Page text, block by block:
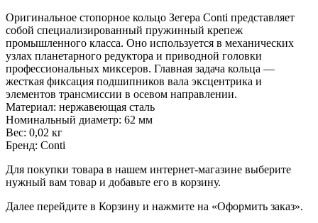
Оригинальное стопорное кольцо Зегера Conti представляет
собой специализированный пружинный крепеж
промышленного класса. Оно используется в механических
узлах планетарного редуктора и приводной головки
профессиональных миксеров. Главная задача кольца —
жесткая фиксация подшипников вала эксцентрика и
элементов трансмиссии в осевом направлении.
Материал: нержавеющая сталь
Номинальный диаметр: 62 мм
Вес: 0,02 кг
Бренд: Conti
Для покупки товара в нашем интернет-магазине выберите
нужный вам товар и добавьте его в корзину.
Далее перейдите в Корзину и нажмите на «Оформить заказ».